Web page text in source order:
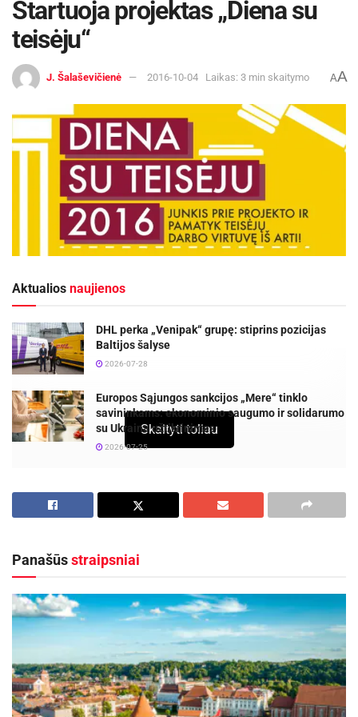
Startuoja projektas „Diena su
teisėju“
J. Šalaševičienė 2016-10-04 Laikas: 3 min skaitymo AA
Aktualios naujienos
DHL perka „Venipak“ grupę: stiprins pozicijas
Baltijos šalyse
2026-07-28
Europos Sąjungos sankcijos „Mere“ tinklo
savininkams: ekonominio saugumo ir solidarumo
su Ukraina užtikrinimas
2026-07-25
Panevėžio miesto apylinkės teismas dalyvauja
projekte „Diena su teisėju“ ir kviečia prisijungti
Ar žinai, kokia yra teisėjo darbo diena? Kiek laiko
teisėjas praleidžia prie kompiuterio rašydamas
sprendimus, o kiek – teismo posėdžių salėje?
Arba kokie klausimai su kolegomis gvildenami
teisėjų pasitarimų kambariuose?
Studente, kviečiame dalyvauti projekte „Diena su
Skaityti toliau
Panašūsstraipsniai